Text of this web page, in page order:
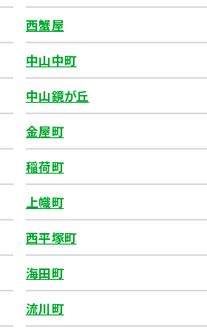
西蟹屋
中山中町
中山鏡が丘
金屋町
稲荷町
上幟町
西平塚町
海田町
流川町